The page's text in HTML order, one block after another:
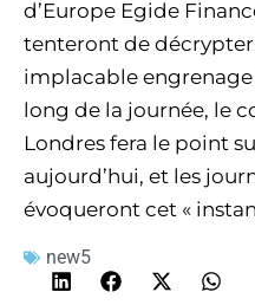
d’Europe Egide
tenteront de
implacable
long de la journée, le
Londres fera le point
aujourd’hui, et les
évoqueront cet «
new5